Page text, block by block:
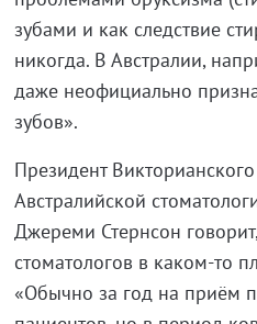
зубами и как следствие
никогда. В Австралии,
даже неофициально
зубов».
Президент
Австралийской
Джереми Стернсон
стоматологов в каком-то
«Обычно за год на приём